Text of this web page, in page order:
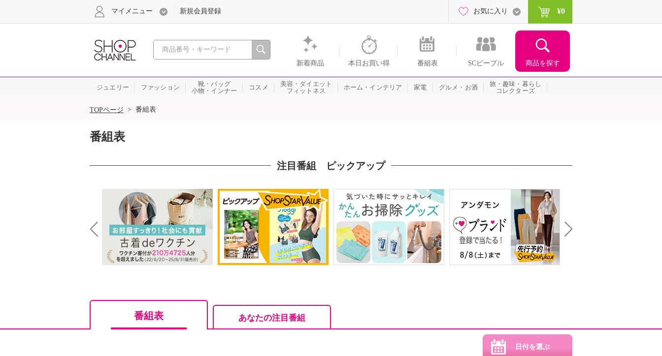
心おどる、瞬間を。通販・テレビショッピングのショップチャンネル
新着商品 本日お買い得 番組表 SCピープル 商品を探す
マイメニュー 新規会員登録 お気に入り ¥0
ジュエリー ファッション
靴・バッグ
小物・インナー
コスメ
美容・ダイエット
フィットネス
ホーム・インテリア 家電 グルメ・お酒
旅・趣味・暮らし
コレクターズ
SALE
TOPページ > 番組表
番組表
注目番組 ピックアップ
番組表 あなたの注目番組